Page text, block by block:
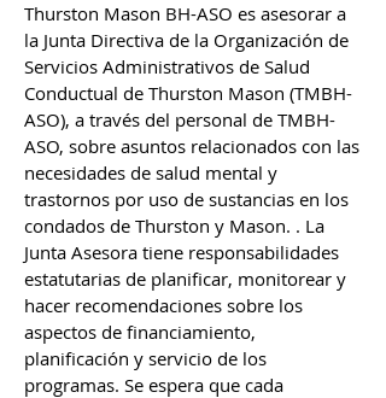
Thurston Mason BH-ASO es asesorar a
la Junta Directiva de la Organización de
Servicios Administrativos de Salud
Conductual de Thurston Mason (TMBH-
ASO), a través del personal de TMBH-
ASO, sobre asuntos relacionados con las
necesidades de salud mental y
trastornos por uso de sustancias en los
condados de Thurston y Mason. . La
Junta Asesora tiene responsabilidades
estatutarias de planificar, monitorear y
hacer recomendaciones sobre los
aspectos de financiamiento,
planificación y servicio de los
programas. Se espera que cada